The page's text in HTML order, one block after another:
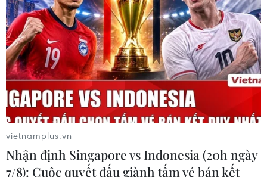
vietnamplus.vn
Nhận định Singapore vs Indonesia (20h ngày
7/8): Cuộc quyết đấu giành tấm vé bán kết